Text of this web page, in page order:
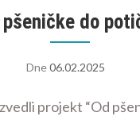
pšeničke do
Dne06.02.2025
projekt “Od